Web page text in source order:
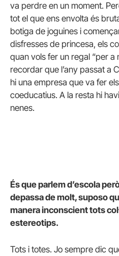
va perdre en un moment.
tot el que ens envolta és
botiga de joguines i
disfresses de princesa, els
quan vols fer un regal “per a
recordar que l’any passat a
hi una empresa que va fer
coeducatius. A la resta hi
nenes.
És que parlem d’escola
depassa de molt, suposo
manera inconscient tots
estereotips.
Tots i totes. Jo sempre dic